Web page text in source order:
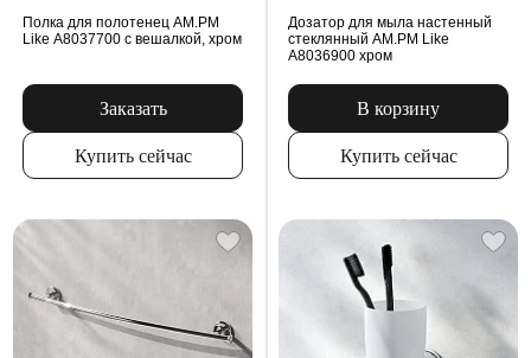
Полка для полотенец AM.PM
Like A8037700 с вешалкой, хром
Заказать
Купить сейчас
Дозатор для мыла настенный
стеклянный AM.PM Like
A8036900 хром
В корзину
Купить сейчас